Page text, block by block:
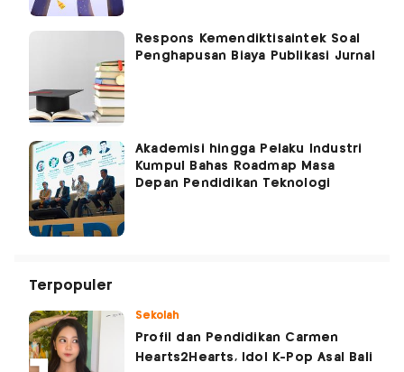
Respons Kemendiktisaintek Soal
Penghapusan Biaya Publikasi Jurnal
Akademisi hingga Pelaku Industri
Kumpul Bahas Roadmap Masa
Depan Pendidikan Teknologi
Terpopuler
Sekolah
Profil dan Pendidikan Carmen
Hearts2Hearts, Idol K-Pop Asal Bali